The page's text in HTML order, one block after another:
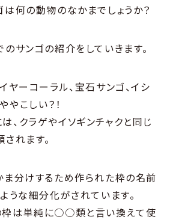
は何の動物のなかまでしょうか？
サンゴの紹介をしていきます。
ヤーコーラル、宝石サンゴ、イシ
こしい？！
、クラゲやイソギンチャクと同じ
れます。
ま分けするため作られた枠の名前
ような細分化がされています。
枠は単純に○○類と言い換えて使